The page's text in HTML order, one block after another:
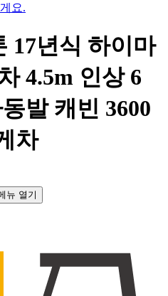
요.
17년식 하이마
4.5m 인상 6
발 캐빈 3600
차
뉴 열기